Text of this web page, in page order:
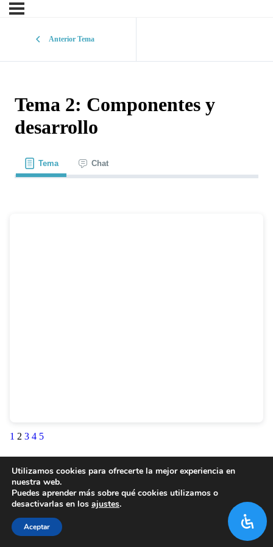
Anterior Tema
Tema 2: Componentes y
desarrollo
Tema Chat
1 2 3 4 5
Utilizamos cookies para ofrecerte la mejor experiencia en
nuestra web.
Puedes aprender más sobre qué cookies utilizamos o
desactivarlas en los ajustes.
Aceptar